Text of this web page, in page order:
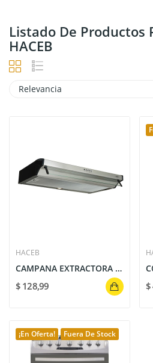
Listado De Productos
HACEB
Relevancia
HACEB
CAMPANA EXTRACTORA DE OLOR HACEB HA-CAMP KALA...
$ 128,99 $
¡En Oferta! Fuera De Stock